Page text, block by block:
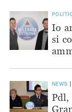
Io
si
NEWS
Pdl,